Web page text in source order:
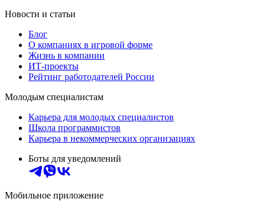
Новости и статьи
Блог
О компаниях в игровой форме
Жизнь в компании
ИТ-проекты
Рейтинг работодателей России
Молодым специалистам
Карьера для молодых специалистов
Школа программистов
Карьера в некоммерческих организациях
Боты для уведомлений
Мобильное приложение